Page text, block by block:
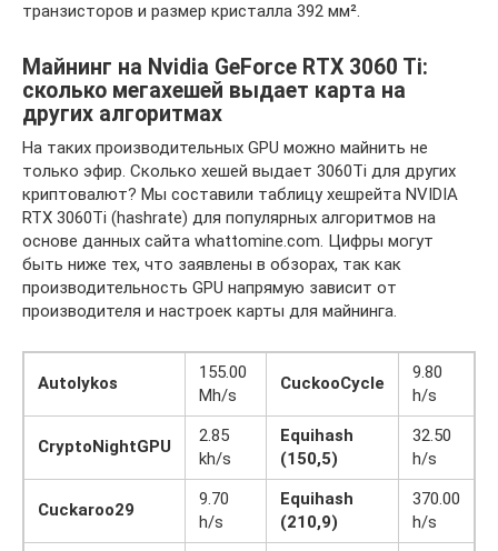
транзисторов и размер кристалла 392 мм².
Майнинг на Nvidia GeForce RTX 3060 Ti:
сколько мегахешей выдает карта на
других алгоритмах
На таких производительных GPU можно майнить не
только эфир. Сколько хешей выдает 3060Ti для других
криптовалют? Мы составили таблицу хешрейта NVIDIA
RTX 3060Ti (hashrate) для популярных алгоритмов на
основе данных сайта whattomine.com. Цифры могут
быть ниже тех, что заявлены в обзорах, так как
производительность GPU напрямую зависит от
производителя и настроек карты для майнинга.
Autolykos
155.00
Mh/s
CuckooCycle
9.80
h/s
CryptoNightGPU
2.85
kh/s
Equihash
(150,5)
32.50
h/s
Cuckaroo29
9.70
h/s
Equihash
(210,9)
370.00
h/s